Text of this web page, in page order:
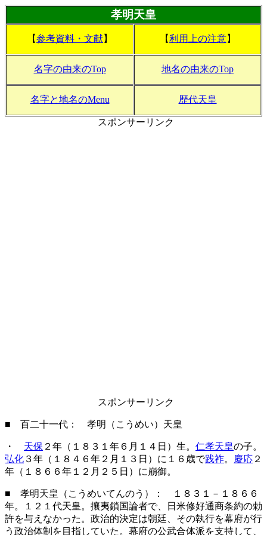
孝明天皇
【参考資料・文献】 【利用上の注意】
名字の由来のTop 地名の由来のTop
名字と地名のMenu 歴代天皇
スポンサーリンク
スポンサーリンク
■ 百二十一代： 孝明（こうめい）天皇
・ 天保 ２年（１８３１年６月１４日）生。 仁孝天皇の子。
弘化 ３年（１８４６年２月１３日）に１６歳で践祚。 慶応 ２
年（１８６６年１２月２５日）に崩御。
■ 孝明天皇（こうめいてんのう）： １８３１－１８６６
年。１２１代天皇。攘夷鎖国論者で、日米修好通商条約の勅
許を与えなかった。政治的決定は朝廷、その執行を幕府が行
う政治体制を目指していた。幕府の公武合体派を支持して、